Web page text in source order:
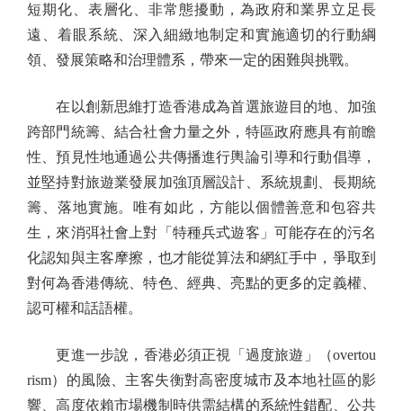
短期化、表層化、非常態擾動，為政府和業界立足長
遠、着眼系統、深入細緻地制定和實施適切的行動綱
領、發展策略和治理體系，帶來一定的困難與挑戰。
在以創新思維打造香港成為首選旅遊目的地、加強
跨部門統籌、結合社會力量之外，特區政府應具有前瞻
性、預見性地通過公共傳播進行輿論引導和行動倡導，
並堅持對旅遊業發展加強頂層設計、系統規劃、長期統
籌、落地實施。唯有如此，方能以個體善意和包容共
生，來消弭社會上對「特種兵式遊客」可能存在的污名
化認知與主客摩擦，也才能從算法和網紅手中，爭取到
對何為香港傳統、特色、經典、亮點的更多的定義權、
認可權和話語權。
更進一步說，香港必須正視「過度旅遊」（overtou
rism）的風險、主客失衡對高密度城市及本地社區的影
響、高度依賴市場機制時供需結構的系統性錯配、公共